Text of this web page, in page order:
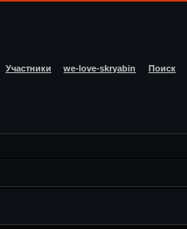
Участники we-love-skryabin Поиск